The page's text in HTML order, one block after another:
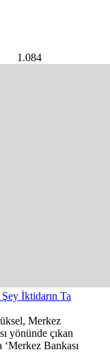
1.084
İktidarın Ta
Merkez
yönünde çıkan
Bankası